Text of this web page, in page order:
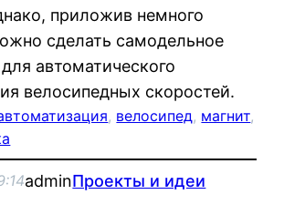
приложив немного
сделать самодельное
автоматического
велосипедных скоростей.
, велосипед, магнит
adminПроекты и идеи